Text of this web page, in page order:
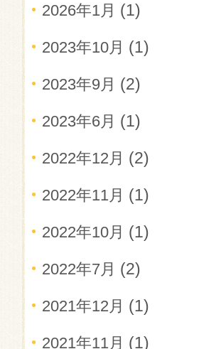
2026年1月 (1)
2023年10月 (1)
2023年9月 (2)
2023年6月 (1)
2022年12月 (2)
2022年11月 (1)
2022年10月 (1)
2022年7月 (2)
2021年12月 (1)
2021年11月 (1)